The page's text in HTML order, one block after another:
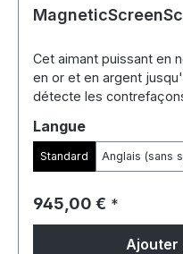
Cet aimant puissant en
en or et en argent
détecte les
Sélectionnez
Langue
Standard Anglais (sans
Prix régulier :
945,00 € *
Ajouter